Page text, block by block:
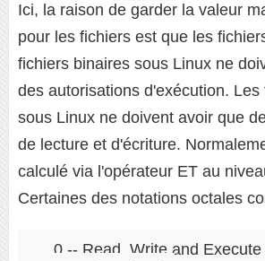
Ici, la raison de garder la valeur
pour les fichiers est que les
fichiers binaires sous Linux ne
des autorisations d'exécution.
sous Linux ne doivent avoir que
de lecture et d'écriture.
calculé via l'opérateur ET au
Certaines des notations octales
0 -- Read, Write and Execute